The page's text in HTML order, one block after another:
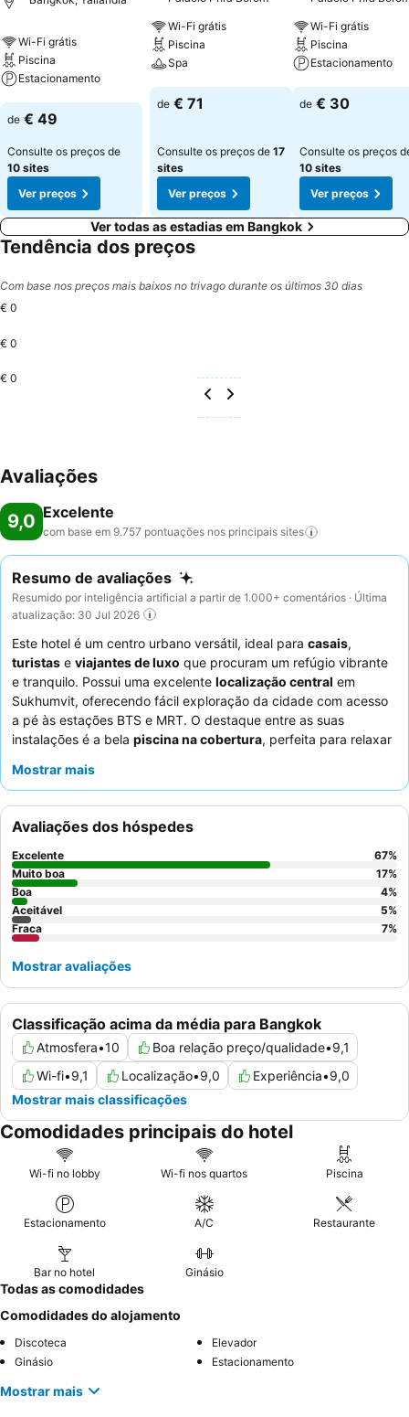
Wi-Fi grátis
Piscina
Estacionamento
Ver preços
de € 49
Consulte os preços de
10 sites
Ver preços
Wi-Fi grátis
Piscina
Spa
Ver preços
de € 71
Consulte os preços de 17
sites
Ver preços
Wi-Fi grátis
Piscina
Estacionamento
Ver preços
de € 30
Consulte os preços
10 sites
Ver preços
Ver todas as estadias em Bangkok
Tendência dos preços
Com base nos preços mais baixos no trivago durante os últimos 30 dias
€ 0
€ 0
€ 0
Avaliações
9,0 Excelente
com base em 9.757 pontuações nos principais sites
Resumo de avaliações
Resumido por inteligência artificial a partir de 1.000+ comentários · Última
atualização: 30 Jul 2026
Este hotel é um centro urbano versátil, ideal para casais,
turistas e viajantes de luxo que procuram um refúgio vibrante
e tranquilo. Possui uma excelente localização central em
Sukhumvit, oferecendo fácil exploração da cidade com acesso
a pé às estações BTS e MRT. O destaque entre as suas
instalações é a bela piscina na cobertura, perfeita para relaxar
consistentemente o
grande variedade de pratos ocidentais e autênticos tailandeses.
Para uma experiência verdadeiramente melhorada, considere
solicitar um quarto num andar superior para vistas atraentes da
cidade ou da piscina.
Mostrar mais
Classificação acima da média para Bangkok
Atmosfera•10 Boa relação preço/qualidade•9,1
Wi-fi•9,1 Localização•9,0 Experiência•9,0
Mostrar mais classificações
Avaliações dos hóspedes
Excelente 67%
Muito boa
17%
Boa
4%
Aceitável
5%
Fraca
7%
Mostrar avaliações
Comodidades principais do hotel
Wi-fi no lobby Wi-fi nos quartos Piscina
Estacionamento A/C Restaurante
Bar no hotel Ginásio
Todas as comodidades
Comodidades do alojamento
Discoteca
Elevador
Ginásio
Estacionamento
Mostrar mais